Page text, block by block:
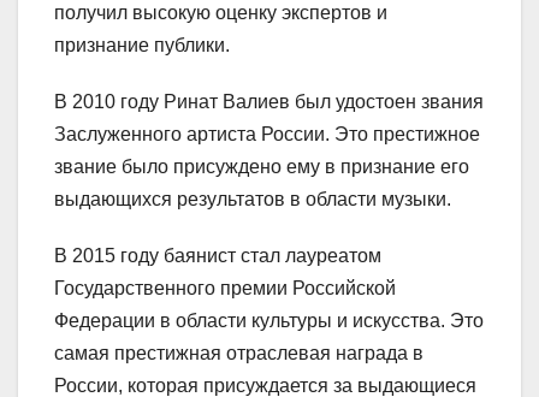
получил высокую оценку экспертов и
признание публики.
В 2010 году Ринат Валиев был удостоен звания
Заслуженного артиста России. Это престижное
звание было присуждено ему в признание его
выдающихся результатов в области музыки.
В 2015 году баянист стал лауреатом
Государственного премии Российской
Федерации в области культуры и искусства. Это
самая престижная отраслевая награда в
России, которая присуждается за выдающиеся